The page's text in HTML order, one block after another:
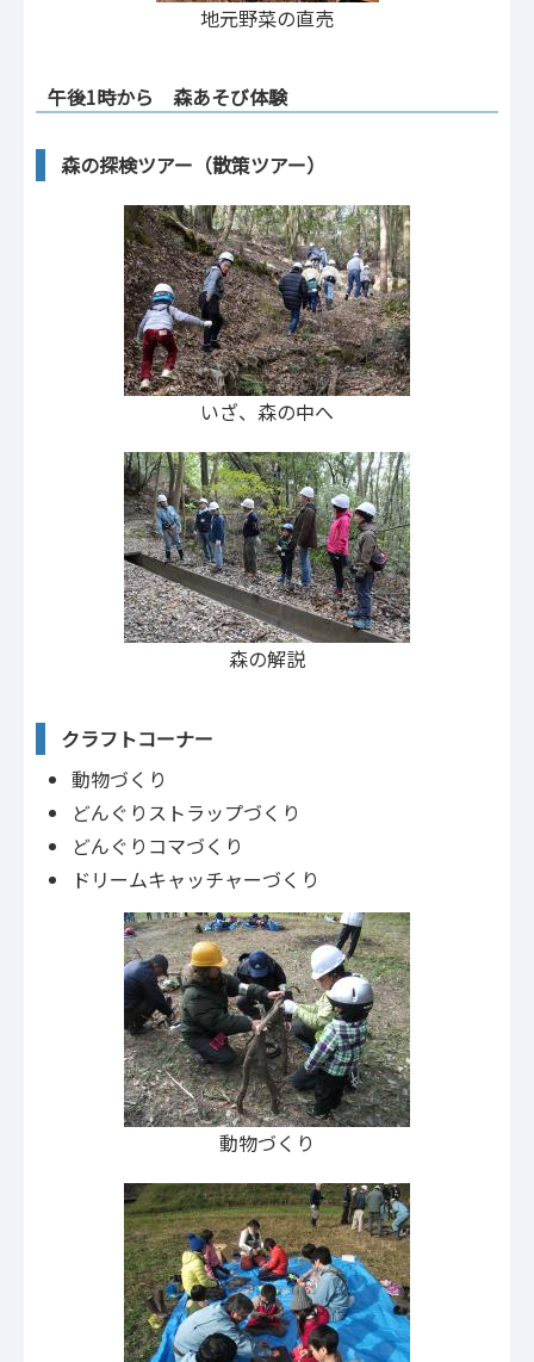
地元野菜の直売
午後1時から 森あそび体験
森の探検ツアー（散策ツアー）
いざ、森の中へ
森の解説
クラフトコーナー
動物づくり
どんぐりストラップづくり
どんぐりコマづくり
ドリームキャッチャーづくり
動物づくり